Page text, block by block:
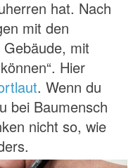
hat. Nach
mit den
mit
Hier
. Wenn du
bei Baumensch
nicht so, wie